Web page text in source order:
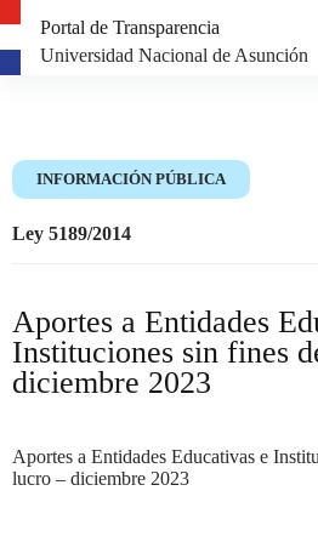
Portal de Transparencia
Universidad Nacional de Asunción
INFORMACIÓN PÚBLICA
Ley 5189/2014
Aportes a Entidades
Instituciones sin fines
diciembre 2023
Aportes a Entidades Educativas e
lucro – diciembre 2023